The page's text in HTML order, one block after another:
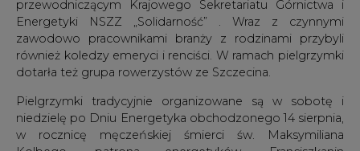
przewodniczącym Krajowego Sekretariatu Górnictwa i
Energetyki NSZZ „Solidarność” . Wraz z czynnymi
zawodowo pracownikami branży z rodzinami przybyli
również koledzy emeryci i renciści. W ramach pielgrzymki
dotarła też grupa rowerzystów ze Szczecina.
Pielgrzymki tradycyjnie organizowane są w sobotę i
niedzielę po Dniu Energetyka obchodzonego 14 sierpnia,
w rocznicę męczeńskiej śmierci św. Maksymiliana